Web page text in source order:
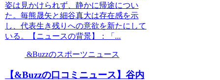
姿は見かけられず、静かに帰途につい
た。毎熊晟矢と細谷真大は存在感を示
し、代表生き残りへの意欲を新たにして
いる。【ニュースの背景】：「...
&Buzzのスポーツニュース
【&Buzzの口コミニュース】谷内